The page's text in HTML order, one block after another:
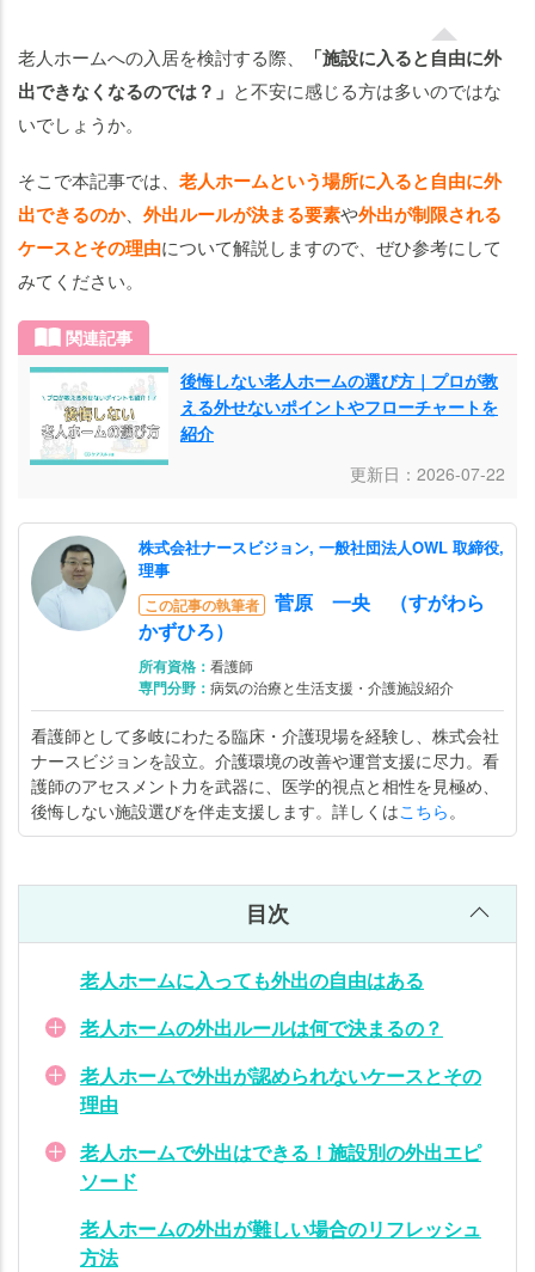
老人ホームへの入居を検討する際、
「施設に入ると自由に外
出できなくなるのでは？」 と不安に感じる方は多いのではな
いでしょうか。
そこで本記事では、 老人ホームという場所に入ると自由に外
出できるのか、 外出ルールが決まる要素や外出が制限される
ケースとその理由について解説しますので、ぜひ参考にして
みてください。
関連記事
後悔しない老人ホームの選び方｜プロが教
える外せないポイントやフローチャートを
紹介
更新日：2026-07-22
株式会社ナースビジョン, 一般社団法人OWL 取締役,
理事
この記事の執筆者
菅原 一央 （すがわら
かずひろ）
所有資格： 看護師
専門分野： 病気の治療と生活支援・介護施設紹介
看護師として多岐にわたる臨床・介護現場を経験し、株式会社
ナースビジョンを設立。介護環境の改善や運営支援に尽力。看
護師のアセスメント力を武器に、医学的視点と相性を見極め、
後悔しない施設選びを伴走支援します。詳しくはこちら 。
目次
老人ホームに入っても外出の自由はある
老人ホームの外出ルールは何で決まるの？
老人ホームで外出が認められないケースとその
理由
老人ホームで外出はできる！施設別の外出エピ
ソード
老人ホームの外出が難しい場合のリフレッシュ
方法
ム
で
外
が
認
め
ら
れ
な
い
ケ
ー
ス
と
の
理
由
老人
外出
はで
き
る！
施設
外出
ソー
ド
老
ホ
ー
ム
の
外
出
が